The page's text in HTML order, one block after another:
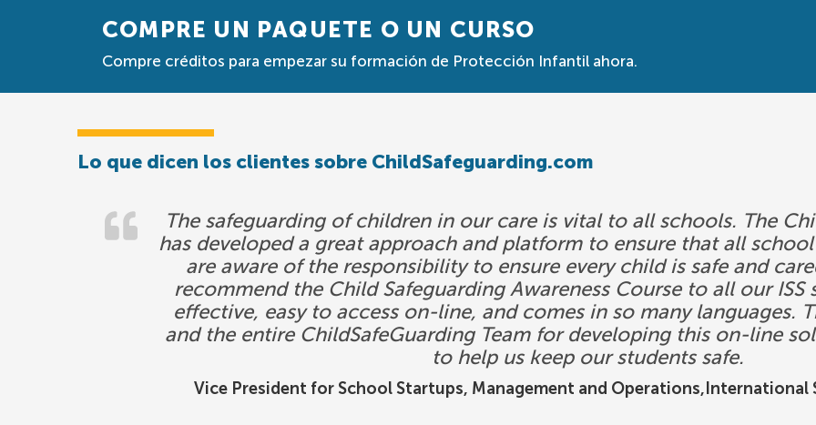
COMPRE UN PAQUETE O UN CURSO
Compre créditos para empezar su formación de Protección Infantil ahora.
Lo que dicen los clientes sobre ChildSafeguarding.com
Vice President for School Startups, Management and Operations,International
The safeguarding of children in our care is vital to all schools. The
has developed a great approach and platform to ensure that all
are aware of the responsibility to ensure every child is safe and
recommend the Child Safeguarding Awareness Course to all our ISS
effective, easy to access on-line, and comes in so many languages.
and the entire ChildSafeGuarding Team for developing this on-line
to help us keep our students safe.